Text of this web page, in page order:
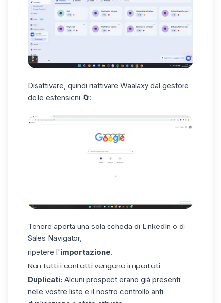
Disattivare, quindi riattivare Waalaxy dal gestore
delle estensioni 🔄️:
Tenere aperta una sola scheda di LinkedIn o di
Sales Navigator,
ripetere l'importazione.
Non tutti i contatti vengono importati
Duplicati: Alcuni prospect erano già presenti
nelle vostre liste e il nostro controllo anti